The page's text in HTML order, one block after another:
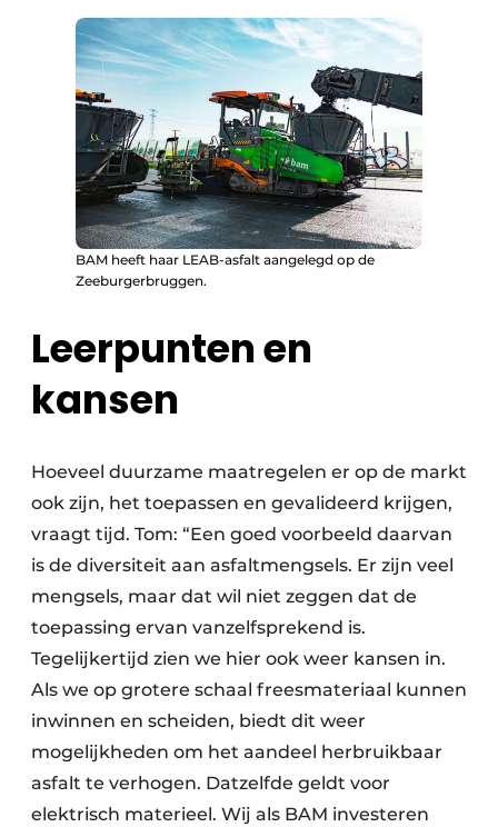
BAM heeft haar LEAB-asfalt aangelegd op de
Zeeburgerbruggen.
Leerpunten en
kansen
Hoeveel duurzame maatregelen er op de markt
ook zijn, het toepassen en gevalideerd krijgen,
vraagt tijd. Tom: “Een goed voorbeeld daarvan
is de diversiteit aan asfaltmengsels. Er zijn veel
mengsels, maar dat wil niet zeggen dat de
toepassing ervan vanzelfsprekend is.
Tegelijkertijd zien we hier ook weer kansen in.
Als we op grotere schaal freesmateriaal kunnen
inwinnen en scheiden, biedt dit weer
mogelijkheden om het aandeel herbruikbaar
asfalt te verhogen. Datzelfde geldt voor
elektrisch materieel. Wij als BAM investeren